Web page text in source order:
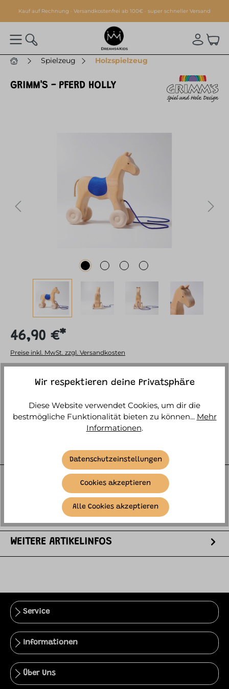
springen
Kauf auf Rechnung · Versandkostenfrei ab 100€ · super schneller Versand
Spielzeug Holzspielzeug
GRIMM'S - PFERD HOLLY
46,90 €*
Preise inkl. MwSt. zzgl. Versandkosten
Sofort versandfertig, Lieferzeit ca. 1-3 Werktage
IN DEN WARENKORB
BESCHREIBUNG
Hopp hopp hopp, Pferdchen lauf gallopp..... Dieses
Pferdchen begleitet dein Kind über Stock und Stein!
Am besten wenn die Pu…mehr
WEITERE ARTIKELINFOS
Service
Informationen
Über Uns
Wir respektieren deine Privatsphäre
Diese Website verwendet Cookies, um dir die
bestmögliche Funktionalität bieten zu können... Mehr
Informationen.
Datenschutzeinstellungen
Cookies akzeptieren
Alle Cookies akzeptieren